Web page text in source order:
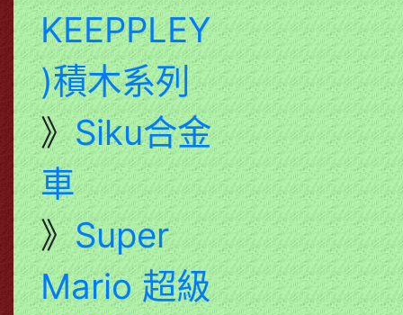
KEEPPLEY
)積木系列
》Siku合金
車
》Super
Mario 超級